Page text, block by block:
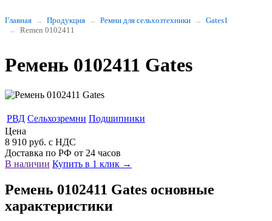
Главная Продукция Ремни для сельхозтехники
Gates1
Remen 0102411
Ремень 0102411 Gates
РВД Сельхозремни Подшипники
Цена
8 910 руб. с НДС
Доставка по РФ от 24 часов
В наличии Купить в 1 клик →
Ремень 0102411 Gates основные
характеристики